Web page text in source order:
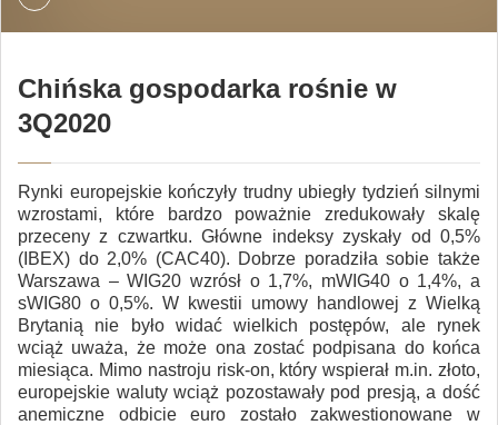
Chińska gospodarka rośnie w
3Q2020
Rynki europejskie kończyły trudny ubiegły tydzień silnymi
wzrostami, które bardzo poważnie zredukowały skalę
przeceny z czwartku. Główne indeksy zyskały od 0,5%
(IBEX) do 2,0% (CAC40). Dobrze poradziła sobie także
Warszawa – WIG20 wzrósł o 1,7%, mWIG40 o 1,4%, a
sWIG80 o 0,5%. W kwestii umowy handlowej z Wielką
Brytanią nie było widać wielkich postępów, ale rynek
wciąż uważa, że może ona zostać podpisana do końca
miesiąca. Mimo nastroju risk-on, który wspierał m.in. złoto,
europejskie waluty wciąż pozostawały pod presją, a dość
anemiczne odbicie euro zostało zakwestionowane w